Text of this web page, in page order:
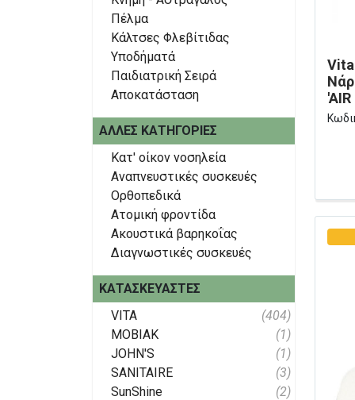
Πέλμα
Κάλτσες Φλεβίτιδας
Υποδήματά
Παιδιατρική Σειρά
Αποκατάσταση
ΆΛΛΕΣ ΚΑΤΗΓΟΡΊΕΣ
Κατ' οίκον νοσηλεία
Αναπνευστικές συσκευές
Ορθοπεδικά
Ατομική φροντίδα
Ακουστικά βαρηκοΐας
Διαγνωστικές συσκευές
ΚΑΤΑΣΚΕΥΑΣΤΈΣ
VITA
(404)
ΜΟΒΙΑΚ
(1)
JOHN'S
(1)
SANITAIRE
(3)
SunShine
(2)